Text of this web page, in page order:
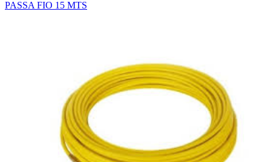
PASSA FIO 15 MTS